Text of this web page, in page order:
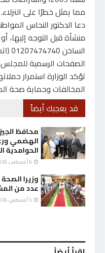
مما يمثل خطرًا على النزلاء.
دعا الدكتور النحاس
منشأة قبل التوجه
الصفحات الرسمية
تؤكد الوزارة استمرار
المخالفات وحماية صحة
قد يعجبك أيضاً
محافظ
الهضمي
الحوامدية
وزيرا
عدد من